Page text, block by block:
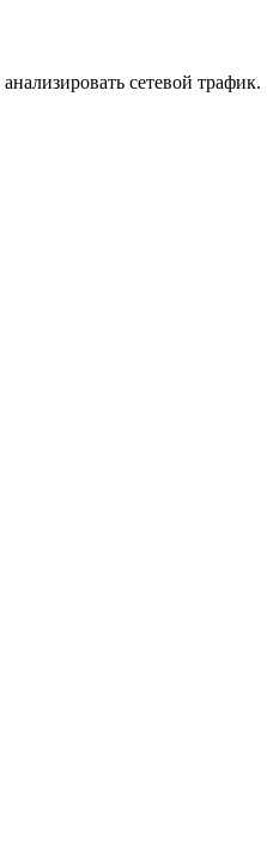
сетевой трафик.